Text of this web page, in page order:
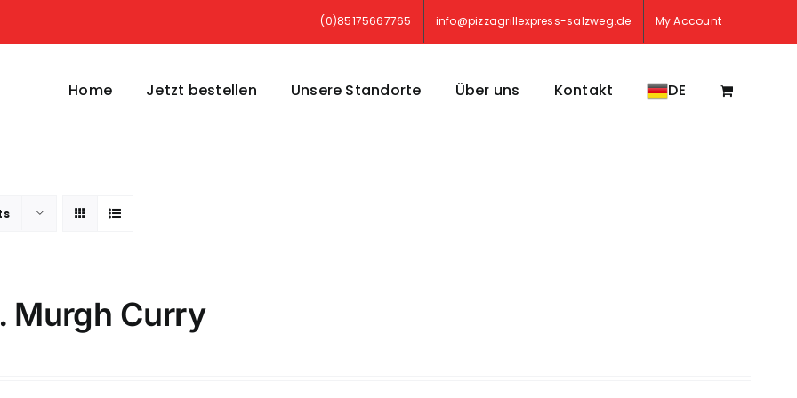
(0)85175667765 info@pizzagrillexpress-salzweg.de My Account
Home Jetzt bestellen Unsere Standorte Über uns Kontakt DE
Murgh Curry